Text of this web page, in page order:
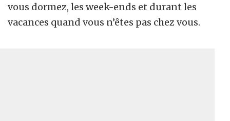
vous dormez, les week-ends et durant les
vacances quand vous n’êtes pas chez vous.